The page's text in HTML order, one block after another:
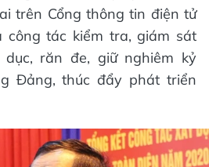
trên Cổng thông tin điện tử
công tác kiểm tra, giám sát
răn đe, giữ nghiêm kỷ
Đảng, thúc đẩy phát triển